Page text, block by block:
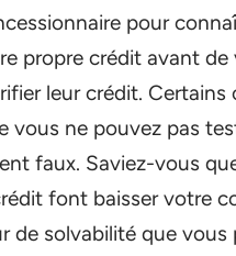
pour
propre crédit avant de
leur crédit. Certains
ne pouvez pas
faux. Saviez-vous
font baisser votre
de solvabilité que